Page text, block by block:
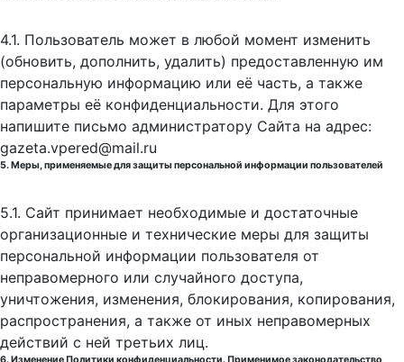
4.1. Пользователь может в любой момент изменить
(обновить, дополнить, удалить) предоставленную им
персональную информацию или её часть, а также
параметры её конфиденциальности. Для этого
напишите письмо администратору Сайта на адрес:
gazeta.vpered@mail.ru
5. Меры, применяемые для защиты персональной информации пользователей
5.1. Сайт принимает необходимые и достаточные
организационные и технические меры для защиты
персональной информации пользователя от
неправомерного или случайного доступа,
уничтожения, изменения, блокирования, копирования,
распространения, а также от иных неправомерных
действий с ней третьих лиц.